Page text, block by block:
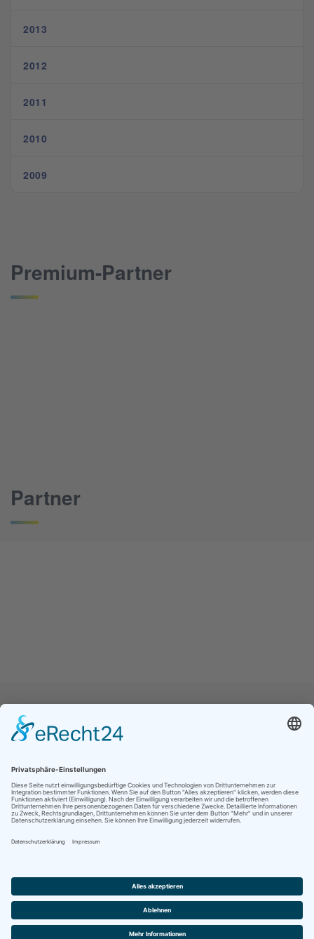
2013
2012
2011
2010
2009
Premium-Partner
Partner
Jetzt folgen für noch mehr Einblicke ins
Vereinsleben:
Impressum
Datenschutz